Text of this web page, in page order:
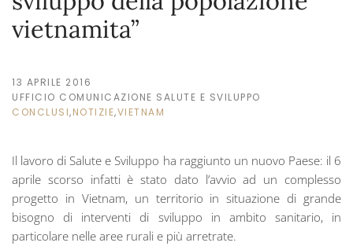
vietnamita”
13 APRILE 2016
UFFICIO COMUNICAZIONE SALUTE E SVILUPPO
CONCLUSI,NOTIZIE,VIETNAM
Il lavoro di Salute e Sviluppo ha raggiunto un nuovo Paese: il 6
aprile scorso infatti è stato dato l’avvio ad un complesso
progetto in Vietnam, un territorio in situazione di grande
bisogno di interventi di sviluppo in ambito sanitario, in
particolare nelle aree rurali e più arretrate.